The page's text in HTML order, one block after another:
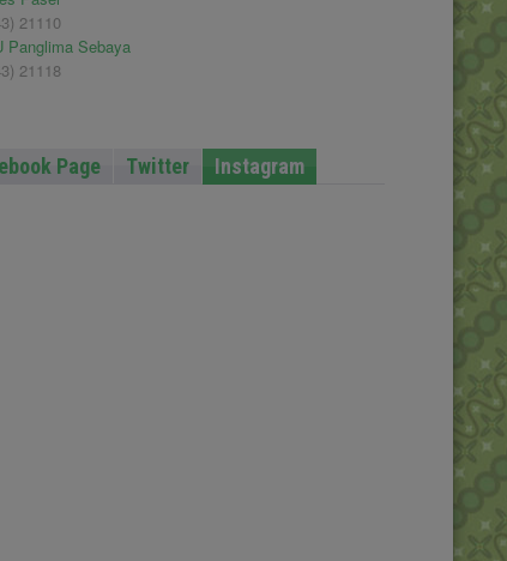
21110
Panglima Sebaya
21118
Page Twitter Instagram